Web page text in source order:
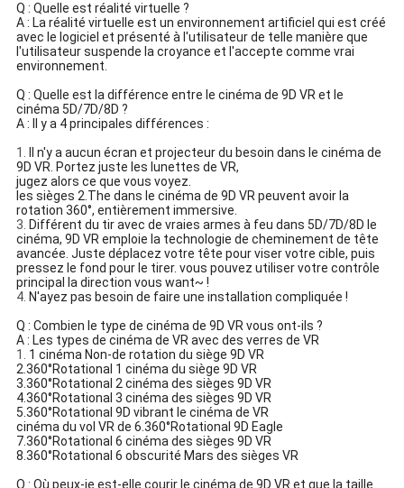
Q : Quelle est réalité virtuelle ?
A : La réalité virtuelle est un environnement artificiel qui est créé
avec le logiciel et présenté à l'utilisateur de telle manière que
l'utilisateur suspende la croyance et l'accepte comme vrai
environnement.
Q : Quelle est la différence entre le cinéma de 9D VR et le
cinéma 5D/7D/8D ?
A : Il y a 4 principales différences :
1.
Il n'y a aucun écran et projecteur du besoin dans le cinéma de
9D VR. Portez juste les lunettes de VR,
jugez alors ce que vous voyez.
les sièges 2.The dans le cinéma de 9D VR peuvent avoir la
rotation 360°, entièrement immersive.
3. Différent du tir avec de vraies armes à feu dans 5D/7D/8D le
cinéma, 9D VR emploie la technologie de cheminement de tête
avancée. Juste déplacez votre tête pour viser votre cible, puis
pressez le fond pour le tirer. vous pouvez utiliser votre contrôle
principal la direction vous want~ !
4. N'ayez pas besoin de faire une installation compliquée !
Q : Combien le type de cinéma de 9D VR vous ont-ils ?
A : Les types de cinéma de VR avec des verres de VR
1. 1 cinéma Non-de rotation du siège 9D VR
2.360°Rotational 1 cinéma du siège 9D VR
3.360°Rotational 2 cinéma des sièges 9D VR
4.360°Rotational 3 cinéma des sièges 9D VR
5.360°Rotational 9D vibrant le cinéma de VR
cinéma du vol VR de 6.360°Rotational 9D Eagle
7.360°Rotational 6 cinéma des sièges 9D VR
8.360°Rotational 6 obscurité Mars des sièges VR
Q : Où peux-je est-elle courir le cinéma de 9D VR et que la taille